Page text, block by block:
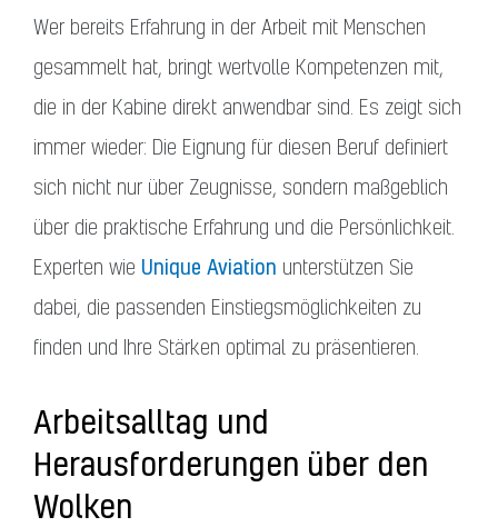
Wer bereits Erfahrung in der Arbeit mit Menschen
gesammelt hat, bringt wertvolle Kompetenzen mit,
die in der Kabine direkt anwendbar sind. Es zeigt sich
immer wieder: Die Eignung für diesen Beruf definiert
sich nicht nur über Zeugnisse, sondern maßgeblich
über die praktische Erfahrung und die Persönlichkeit.
Experten wie Unique Aviation unterstützen Sie
dabei, die passenden Einstiegsmöglichkeiten zu
finden und Ihre Stärken optimal zu präsentieren.
Arbeitsalltag und
Herausforderungen über den
Wolken